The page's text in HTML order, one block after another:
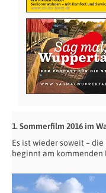
1. Sommerfilm 2016 im
Es ist wieder soweit –
beginnt am kommenden